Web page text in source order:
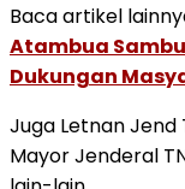
Baca artikel
Atambua
Dukungan
Juga Letnan Jend
Mayor Jenderal